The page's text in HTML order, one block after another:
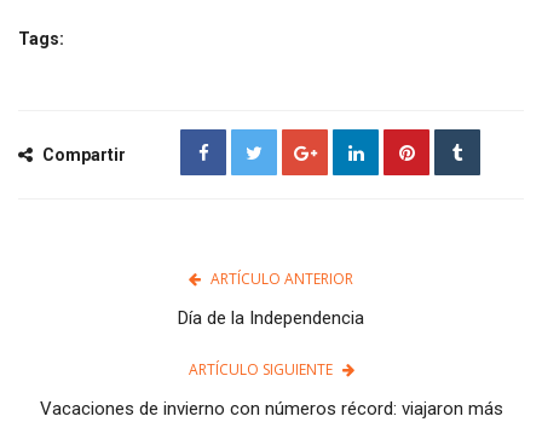
Tags:
Compartir
ARTÍCULO ANTERIOR
Día de la Independencia
ARTÍCULO SIGUIENTE
Vacaciones de invierno con números récord: viajaron más